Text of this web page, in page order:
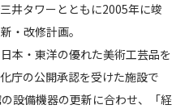
井タワーとともに2005年に竣
・改修計画。
本・東洋の優れた美術工芸品を
庁の公開承認を受けた施設で
設備機器の更新に合わせ、「経